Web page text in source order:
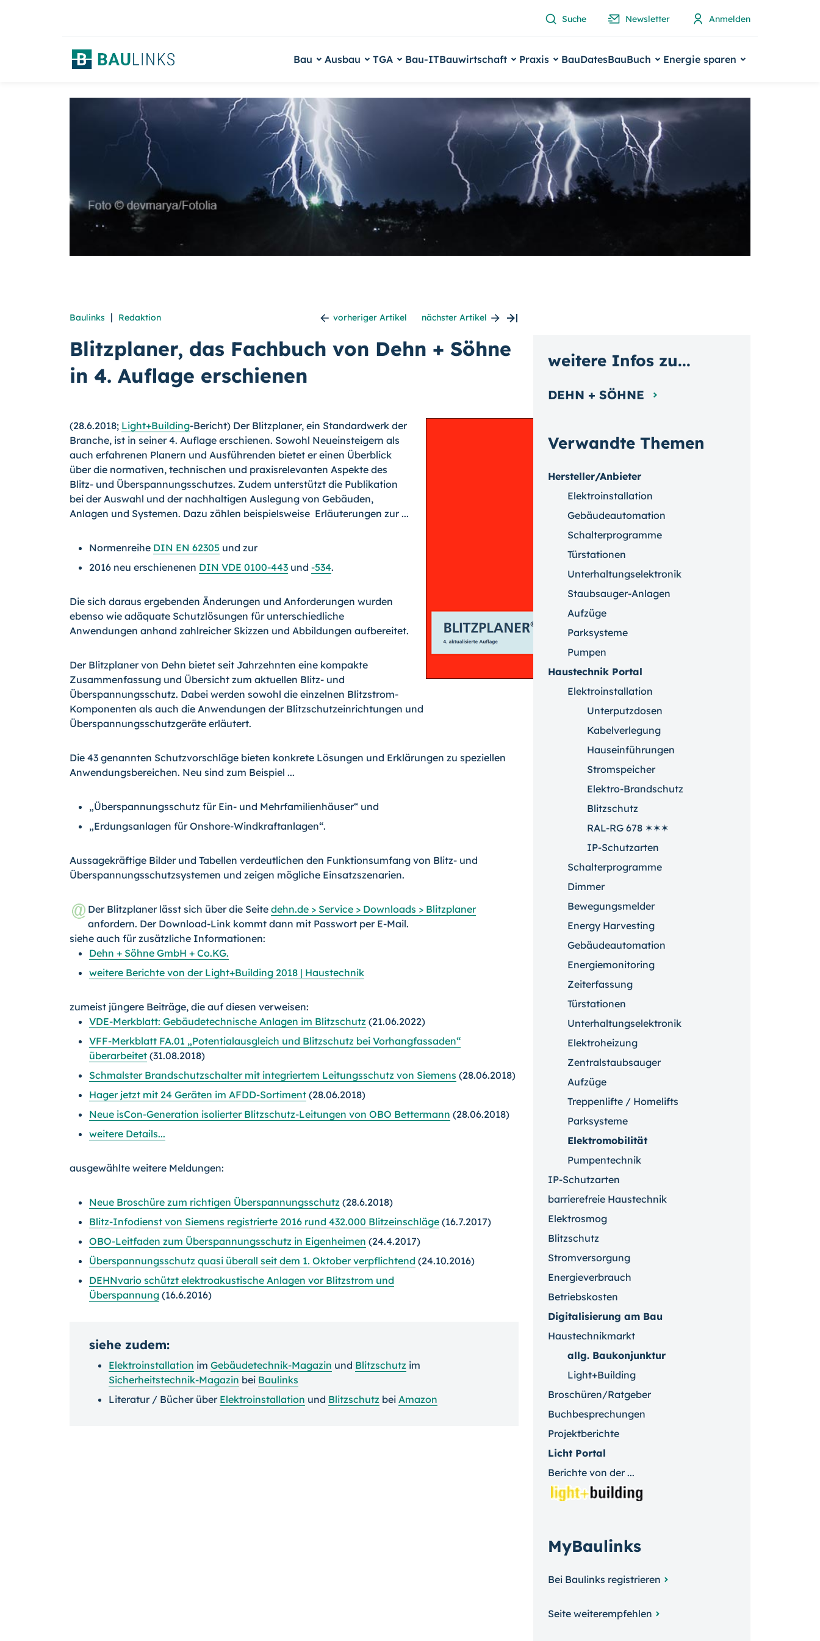
Suche Newsletter Anmelden
Bau Ausbau TGA Bau-ITBauwirtschaft Praxis BauDatesBauBuch Energie sparen
Baulinks | Redaktion vorheriger Artikel nächster Artikel
Blitzplaner, das Fachbuch von Dehn + Söhne
in 4. Auflage erschienen
(28.6.2018; Light+Building-Bericht) Der Blitzplaner, ein Standardwerk der
Branche, ist in seiner 4. Auflage erschienen. Sowohl Neueinsteigern als
auch erfahrenen Planern und Ausführenden bietet er einen Überblick
über die normativen, technischen und praxisrelevanten Aspekte des
Blitz- und Überspannungsschutzes. Zudem unterstützt die Publikation
bei der Auswahl und der nachhaltigen Auslegung von Gebäuden,
Anlagen und Systemen. Dazu zählen beispielsweise Erläuterungen zur ...
Normenreihe DIN EN 62305 und zur
2016 neu erschienenen DIN VDE 0100-443 und -534.
Die sich daraus ergebenden Änderungen und Anforderungen wurden
ebenso wie adäquate Schutzlösungen für unterschiedliche
Anwendungen anhand zahlreicher Skizzen und Abbildungen aufbereitet.
Der Blitzplaner von Dehn bietet seit Jahrzehnten eine kompakte
Zusammenfassung und Übersicht zum aktuellen Blitz- und
Überspannungsschutz. Dabei werden sowohl die einzelnen Blitzstrom-
Komponenten als auch die Anwendungen der Blitzschutzeinrichtungen und
Überspannungsschutzgeräte erläutert.
Die 43 genannten Schutzvorschläge bieten konkrete Lösungen und Erklärungen zu speziellen
Anwendungsbereichen. Neu sind zum Beispiel ...
„Überspannungsschutz für Ein- und Mehrfamilienhäuser“ und
„Erdungsanlagen für Onshore-Windkraftanlagen“.
Aussagekräftige Bilder und Tabellen verdeutlichen den Funktionsumfang von Blitz- und
Überspannungsschutzsystemen und zeigen mögliche Einsatzszenarien.
Der Blitzplaner lässt sich über die Seite dehn.de > Service > Downloads > Blitzplaner
anfordern. Der Download-Link kommt dann mit Passwort per E-Mail.
siehe auch für zusätzliche Informationen:
Dehn + Söhne GmbH + Co.KG.
weitere Berichte von der Light+Building 2018 | Haustechnik
zumeist jüngere Beiträge, die auf diesen verweisen:
VDE-Merkblatt: Gebäudetechnische Anlagen im Blitzschutz (21.06.2022)
VFF-Merkblatt FA.01 „Potentialausgleich und Blitzschutz bei Vorhangfassaden“
überarbeitet (31.08.2018)
Schmalster Brandschutzschalter mit integriertem Leitungsschutz von Siemens (28.06.2018)
Hager jetzt mit 24 Geräten im AFDD-Sor­ti­ment (28.06.2018)
Neue isCon-Generation isolierter Blitzschutz-Leitungen von OBO Bettermann (28.06.2018)
weitere Details...
ausgewählte weitere Meldungen:
Neue Broschüre zum richtigen Überspannungsschutz (28.6.2018)
Blitz-Infodienst von Siemens registrierte 2016 rund 432.000 Blitzeinschläge (16.7.2017)
OBO-Leitfaden zum Überspannungsschutz in Eigenheimen (24.4.2017)
Überspannungsschutz quasi überall seit dem 1. Oktober verpflichtend (24.10.2016)
DEHNvario schützt elektroakustische Anlagen vor Blitzstrom und
Überspannung (16.6.2016)
siehe zudem:
Elektroinstallation im Gebäudetechnik-Magazin und Blitzschutz im
Sicherheitstechnik-Magazin bei Baulinks
Literatur / Bücher über Elektroinstallation und Blitzschutz bei Amazon
Verwandte Themen
Hersteller/Anbieter
Elektroinstallation
Gebäudeautomation
Schalterprogramme
Türstationen
Unterhaltungselektronik
Staubsauger-Anlagen
Aufzüge
Parksysteme
Pumpen
Haustechnik Portal
Elektroinstallation
Unterputzdosen
Kabelverlegung
Hauseinführungen
Stromspeicher
Elektro-Brandschutz
Blitzschutz
RAL-RG 678 ✶✶✶
IP-Schutzarten
Schalterprogramme
Dimmer
Bewegungsmelder
Energy Harvesting
Gebäudeautomation
Energiemonitoring
Zeiterfassung
Türstationen
Unterhaltungselektronik
Elektroheizung
Zentralstaubsauger
Aufzüge
Treppenlifte / Homelifts
Parksysteme
Elektromobilität
Pumpentechnik
IP-Schutzarten
barrierefreie Haustechnik
Elektrosmog
Blitzschutz
Stromversorgung
Energieverbrauch
Betriebskosten
Digitalisierung am Bau
Haustechnikmarkt
allg. Baukonjunktur
Light+Building
Broschüren/Ratgeber
Buchbesprechungen
Projektberichte
Licht Portal
Berichte von der ...
MyBaulinks
Bei Baulinks registrieren
Seite weiterempfehlen
weitere Infos zu...
DEHN + SÖHNE